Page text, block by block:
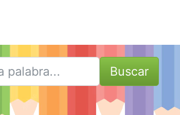
Buscar